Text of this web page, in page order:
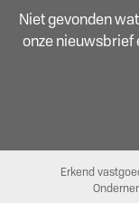
Niet gevonden
onze nieuwsbrief
Erkend